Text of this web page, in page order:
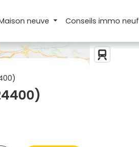
neuve Conseilsimmo neuf